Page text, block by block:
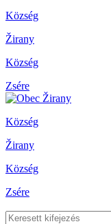
Község
Žirany
Község
Zsére
Község
Žirany
Község
Zsére